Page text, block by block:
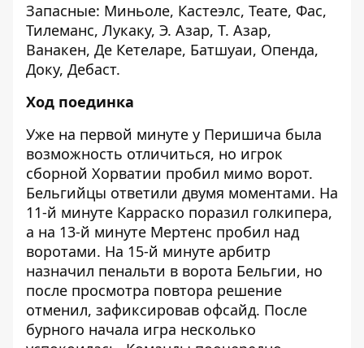
Запасные: Миньоле, Кастеэлс, Теате, Фас,
Тилеманс, Лукаку, Э. Азар, Т. Азар,
Ванакен, Де Кетеларе, Батшуаи, Опенда,
Доку, Дебаст.
Ход поединка
Уже на первой минуте у Перишича была
возможность отличиться, но игрок
сборной Хорватии пробил мимо ворот.
Бельгийцы ответили двумя моментами. На
11-й минуте Карраско поразил голкипера,
а на 13-й минуте Мертенс пробил над
воротами. На 15-й минуте арбитр
назначил пенальти в ворота Бельгии, но
после просмотра повтора решение
отменил, зафиксировав офсайд. После
бурного начала игра несколько